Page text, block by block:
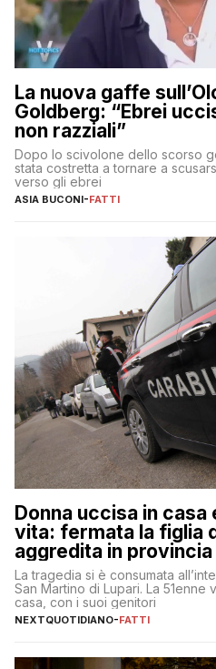
La nuova gaffe
Goldberg: “Ebrei
non razziali”
Dopo lo scivolone dello scorso
stata costretta a tornare a
verso gli ebrei
ASIA BUCONI-FATTI
Donna uccisa in casa
vita: fermata la figlia
aggredita in
La tragedia si è consumata
San Martino di Lupari. La 51enne
casa, con i suoi genitori
NEXTQUOTIDIANO-FATTI